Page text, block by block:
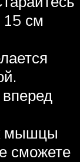
15 см
мышцы
сможете